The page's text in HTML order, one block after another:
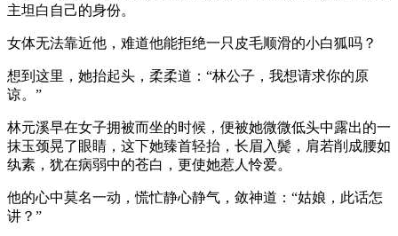
主坦白自己的身份。
女体无法靠近他，难道他能拒绝一只皮毛顺滑的小白狐吗？
想到这里，她抬起头，柔柔道：“林公子，我想请求你的原
谅。”
林元溪早在女子拥被而坐的时候，便被她微微低头中露出的一
抹玉颈晃了眼睛，这下她臻首轻抬，长眉入鬓，肩若削成腰如
纨素，犹在病弱中的苍白，更使她惹人怜爱。
他的心中莫名一动，慌忙静心静气，敛神道：“姑娘，此话怎
讲？”